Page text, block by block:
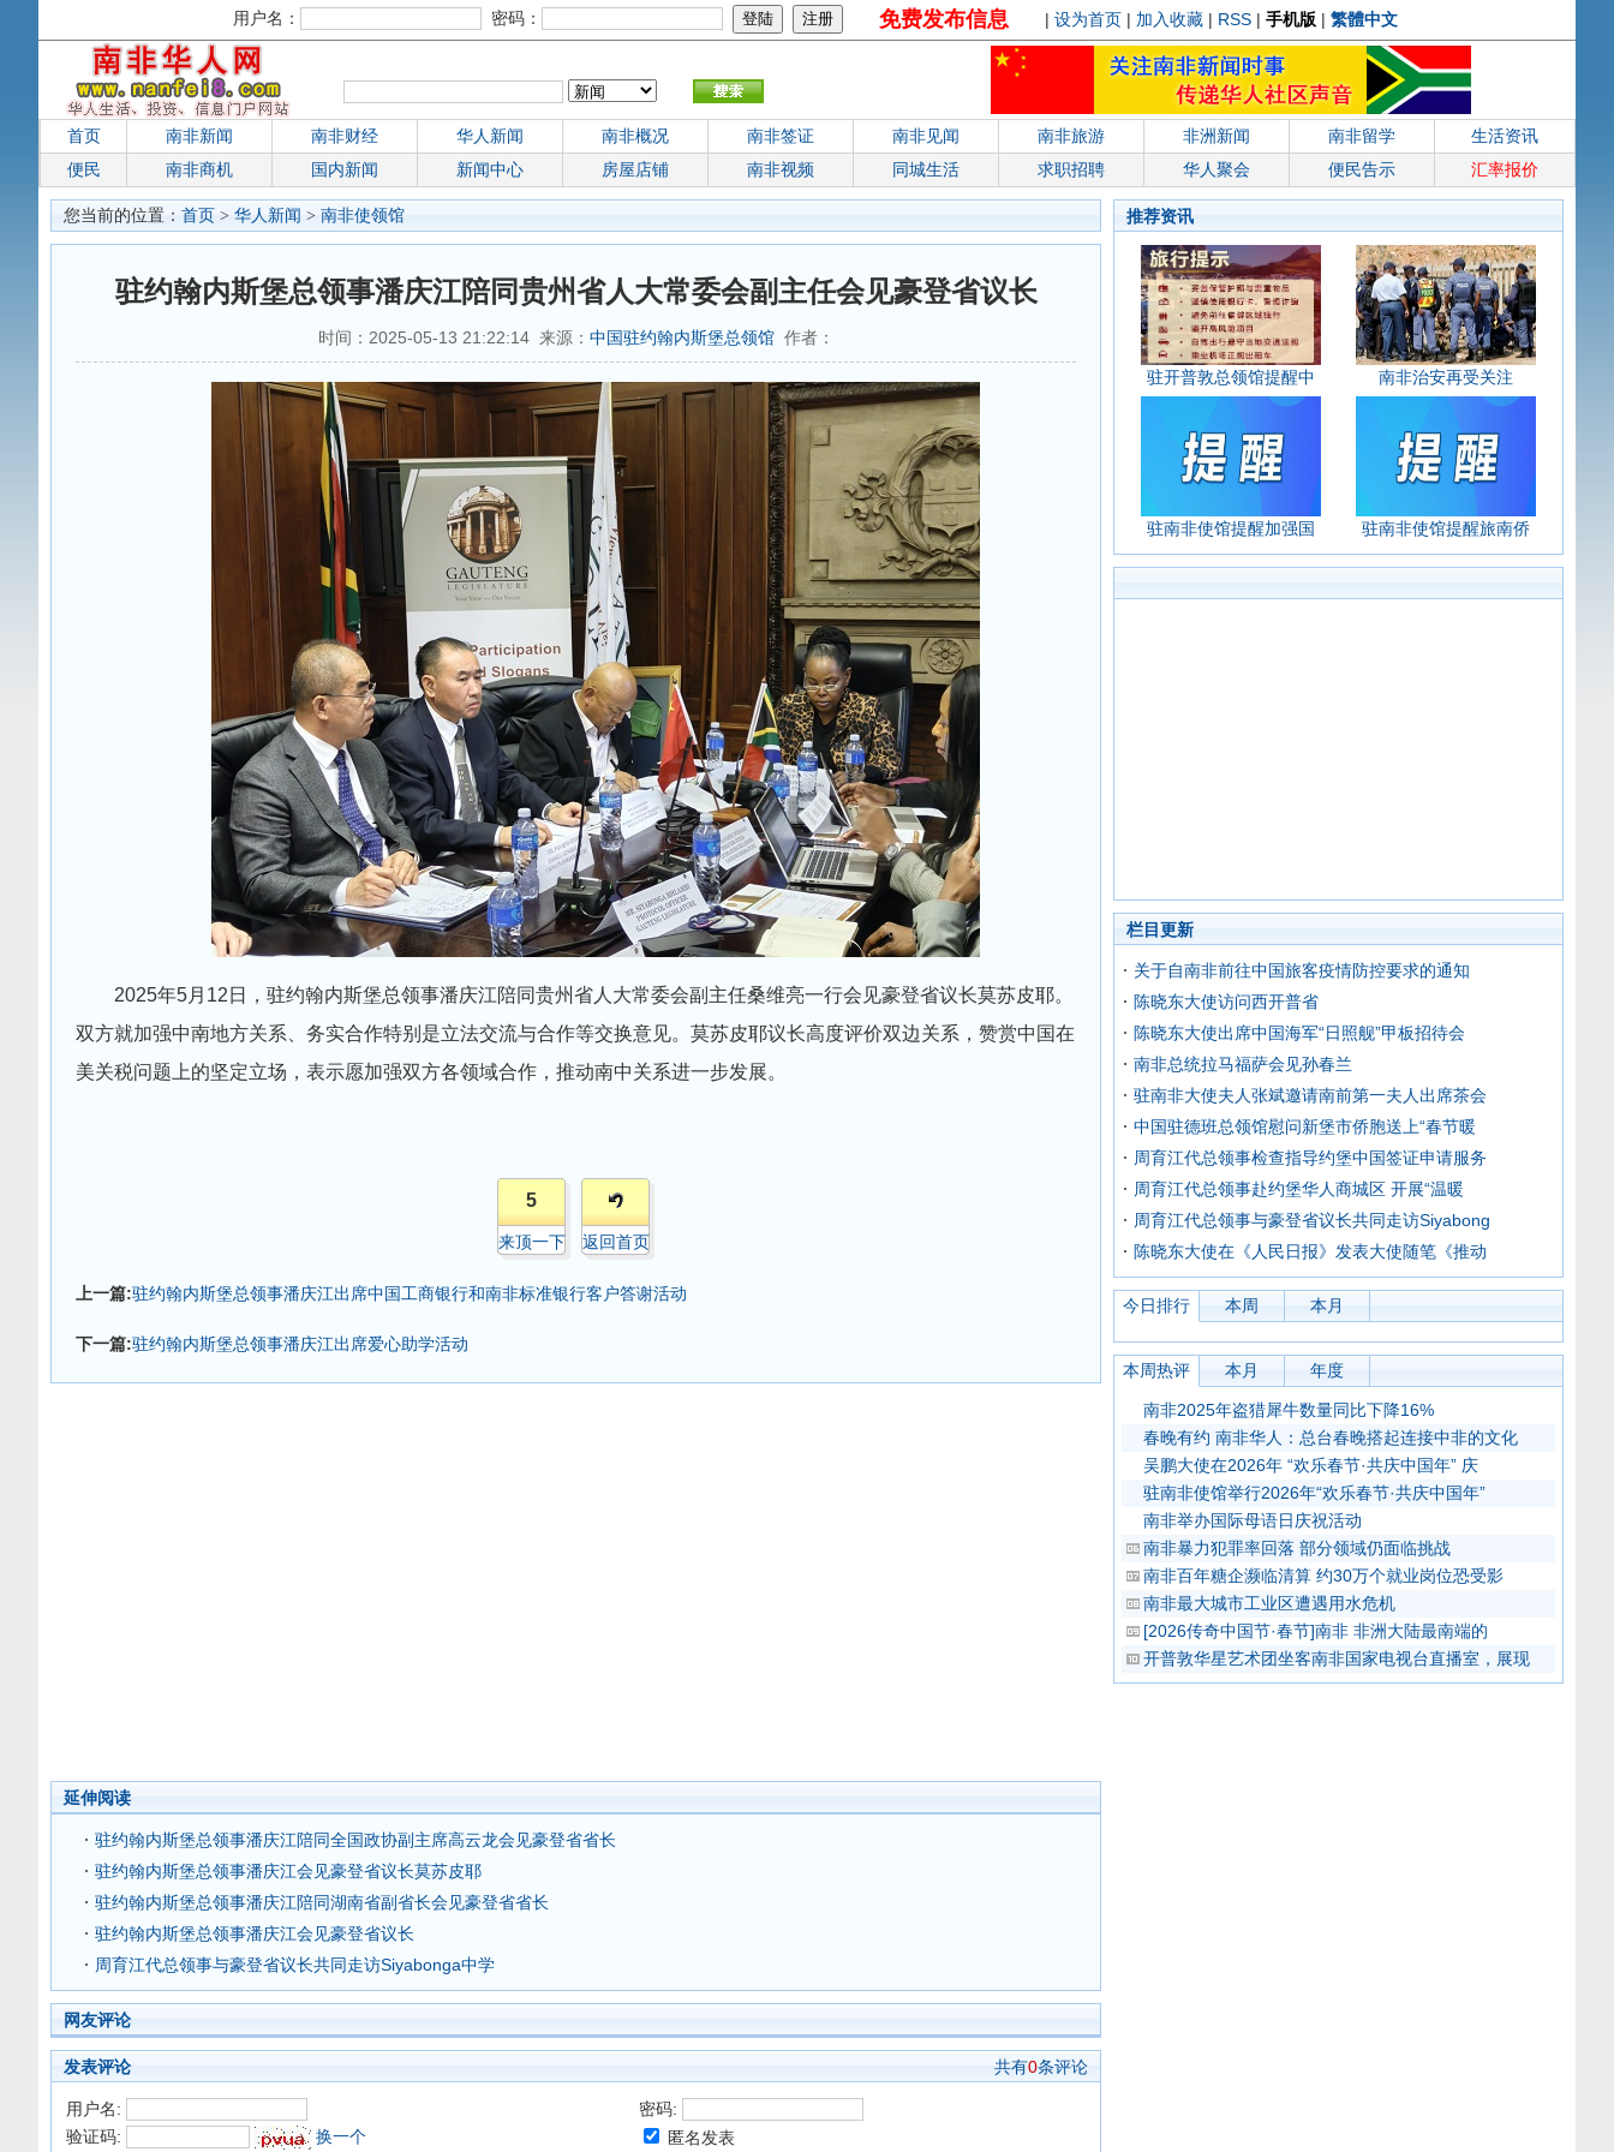
用户名： 密码： 免费发布信息 | 设为首页 | 加入收藏 | RSS | 手机版 | 繁體中文
首页 南非新闻 南非财经 华人新闻 南非概况 南非签证 南非见闻 南非旅游 非洲新闻 南非留学
生活资讯
便民
南非商机 国内新闻 新闻中心 房屋店铺 南非视频 同城生活 求职招聘 华人聚会 便民告示 汇率报价
您当前的位置： 首页 > 华人新闻 > 南非使领馆
驻约翰内斯堡总领事潘庆江陪同贵州省人大常委会副主任会见豪登省议长
时间：2025-05-13 21:22:14 来源： 中国驻约翰内斯堡总领馆作者：
2025年5月12日，驻约翰内斯堡总领事潘庆江陪同贵州省人大常委会副主任桑维亮一行会见豪登省议长莫苏皮耶。
双方就加强中南地方关系、务实合作特别是立法交流与合作等交换意见。莫苏皮耶议长高度评价双边关系，赞赏中国在
美关税问题上的坚定立场，表示愿加强双方各领域合作，推动南中关系进一步发展。
5
来顶一下 返回首页
上一篇:驻约翰内斯堡总领事潘庆江出席中国工商银行和南非标准银行客户答谢活动
下一篇:驻约翰内斯堡总领事潘庆江出席爱心助学活动
延伸阅读
驻约翰内斯堡总领事潘庆江陪同全国政协副主席高云龙会见豪登省省长
驻约翰内斯堡总领事潘庆江会见豪登省议长莫苏皮耶
驻约翰内斯堡总领事潘庆江陪同湖南省副省长会见豪登省省长
驻约翰内斯堡总领事潘庆江会见豪登省议长
周育江代总领事与豪登省议长共同走访Siyabonga中学
网友评论
发表评论 共有0条评论
用户名:
密码:
验证码:
换一个 匿名发表
推荐资讯
驻开普敦总领馆提醒中 南非治安再受关注
驻南非使馆提醒加强国 驻南非使馆提醒旅南侨
栏目更新
关于自南非前往中国旅客疫情防控要求的通知
陈晓东大使访问西开普省
陈晓东大使出席中国海军“日照舰”甲板招待会
南非总统拉马福萨会见孙春兰
驻南非大使夫人张斌邀请南前第一夫人出席茶会
中国驻德班总领馆慰问新堡市侨胞送上“春节暖
周育江代总领事检查指导约堡中国签证申请服务
周育江代总领事赴约堡华人商城区 开展“温暖
周育江代总领事与豪登省议长共同走访Siyabong
陈晓东大使在《人民日报》发表大使随笔《推动
今日排行 本周 本月
本周热评 本月 年度
南非2025年盗猎犀牛数量同比下降16%
春晚有约 南非华人：总台春晚搭起连接中非的文化
吴鹏大使在2026年 “欢乐春节·共庆中国年” 庆
驻南非使馆举行2026年“欢乐春节·共庆中国年”
南非举办国际母语日庆祝活动
南非暴力犯罪率回落 部分领域仍面临挑战
南非百年糖企濒临清算 约30万个就业岗位恐受影
南非最大城市工业区遭遇用水危机
[2026传奇中国节·春节]南非 非洲大陆最南端的
开普敦华星艺术团坐客南非国家电视台直播室，展现